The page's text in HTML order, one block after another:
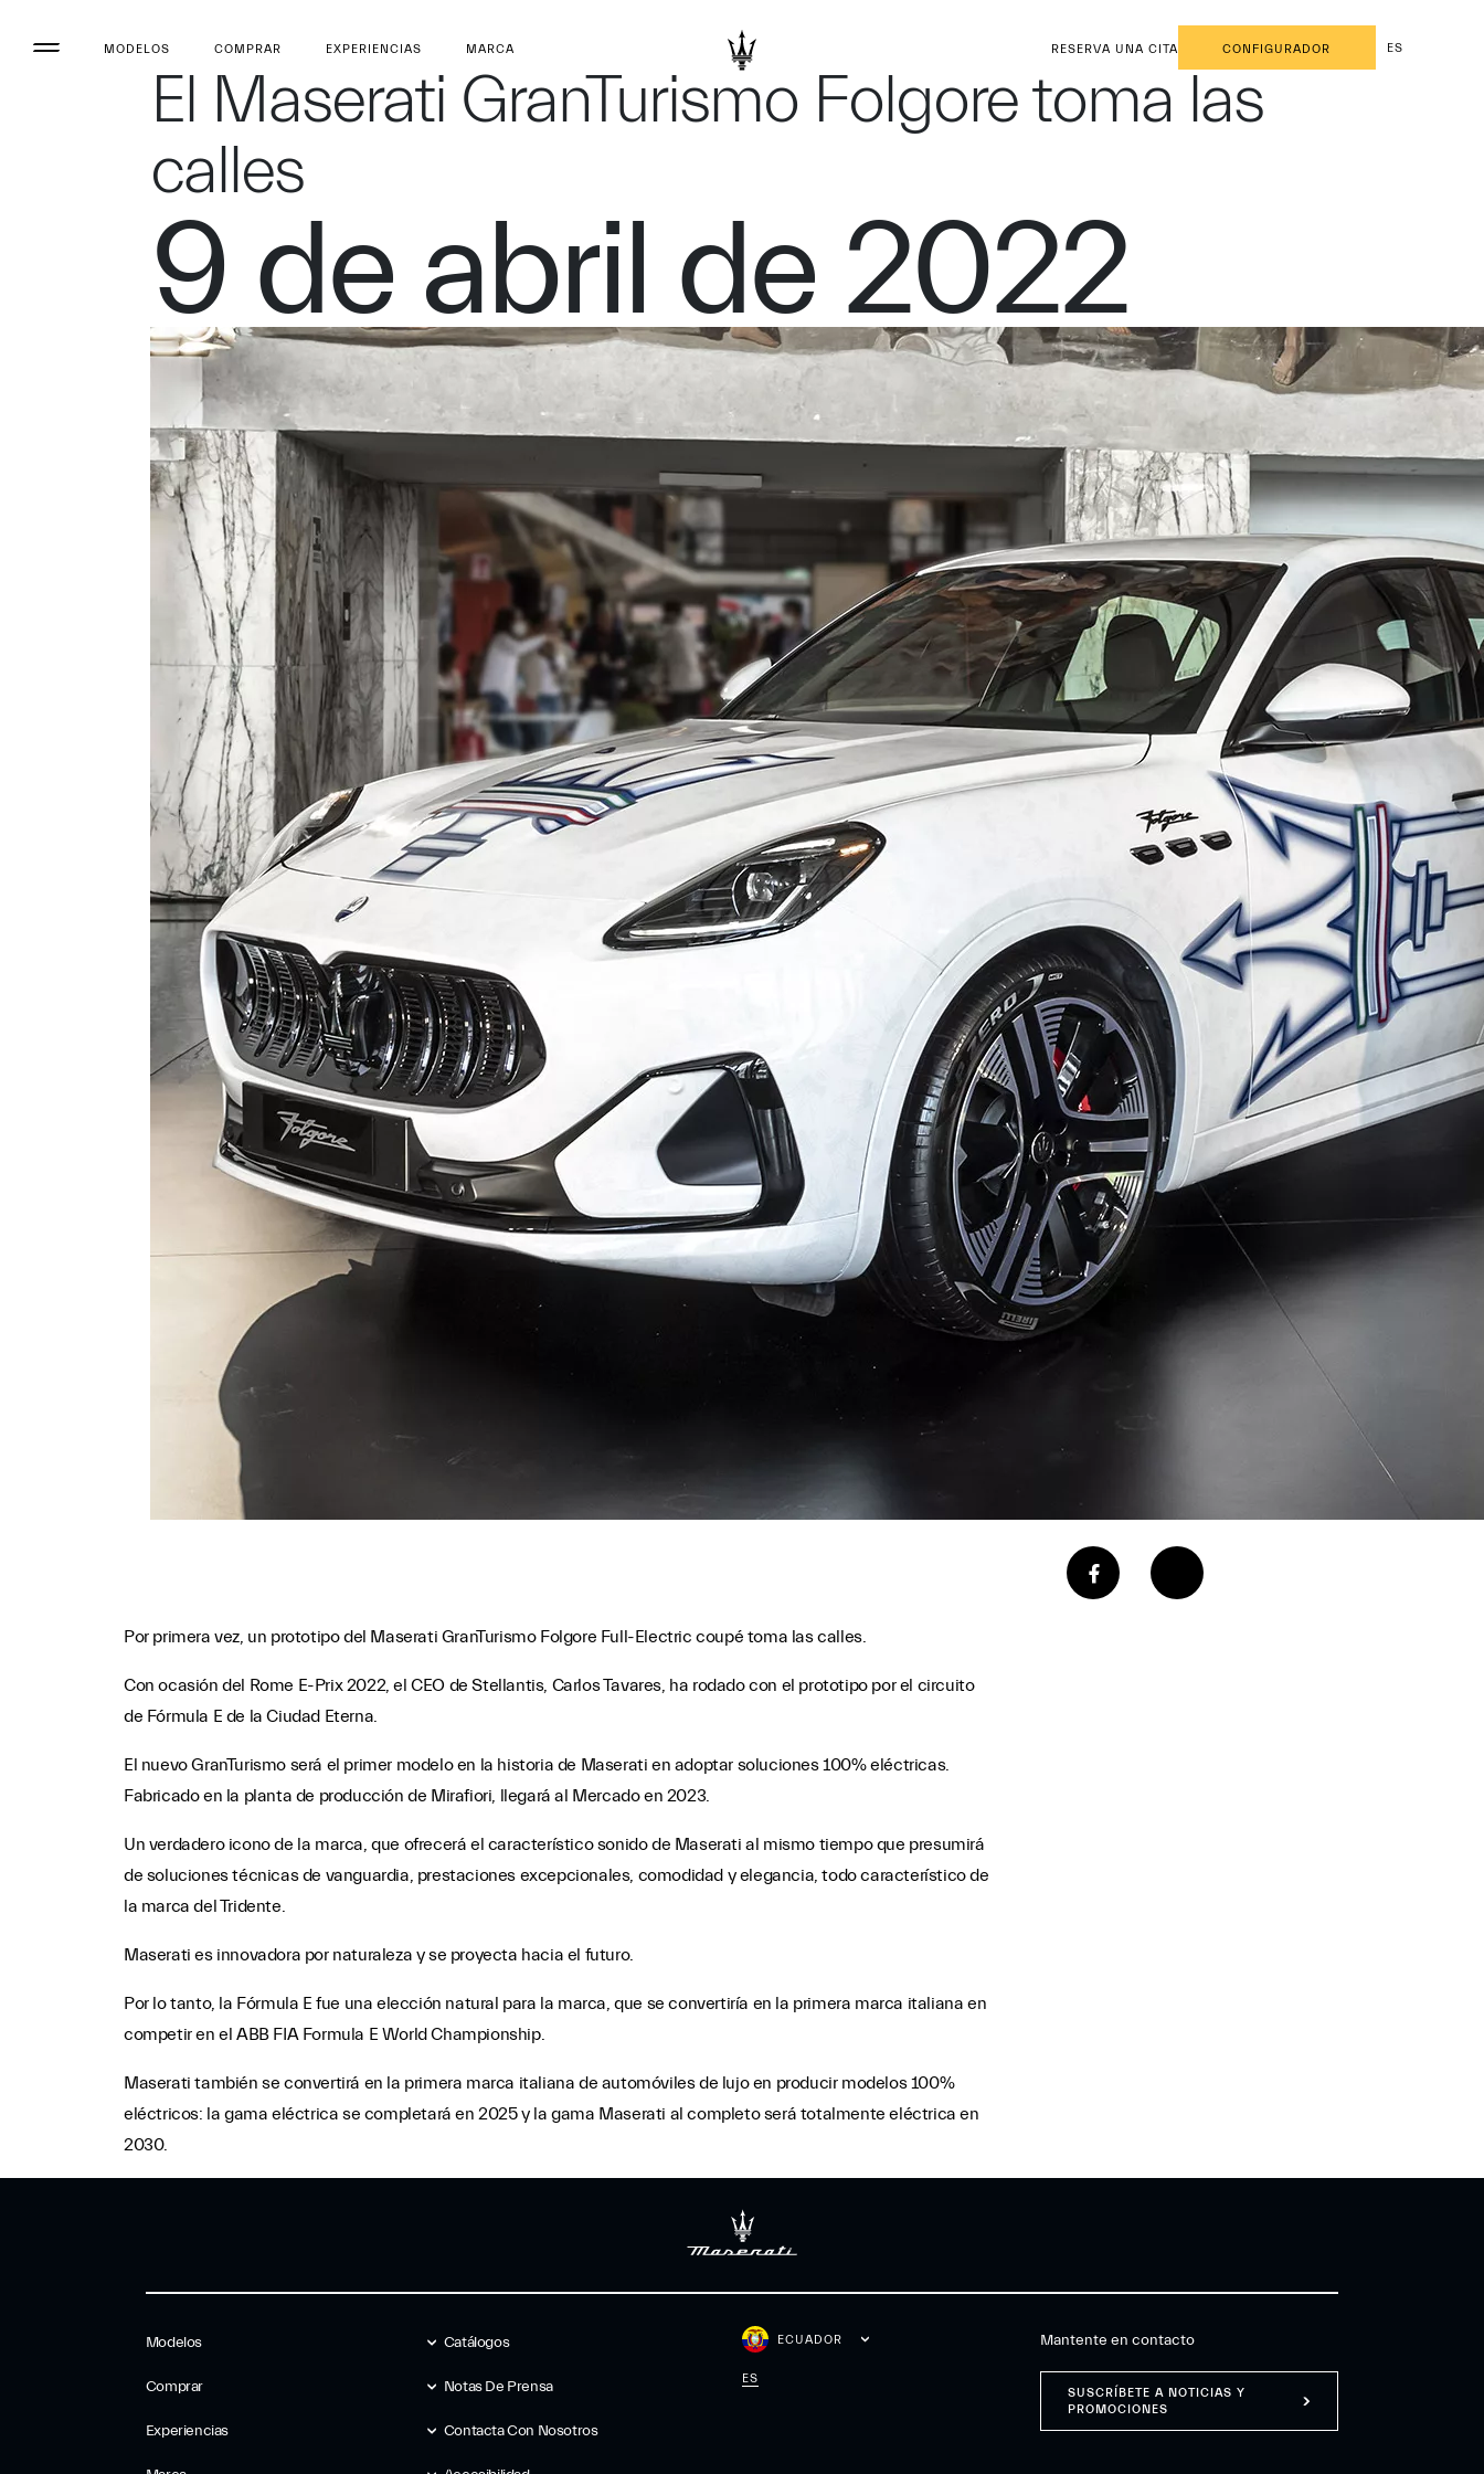
MODELOS COMPRAR EXPERIENCIAS MARCA RESERVA UNA CITA CONFIGURADOR ES
El Maserati GranTurismo Folgore toma las
calles
9 de abril de 2022
Por primera vez, un prototipo del Maserati GranTurismo Folgore Full-Electric coupé toma las calles.
Con ocasión del Rome E-Prix 2022, el CEO de Stellantis, Carlos Tavares, ha rodado con el prototipo por el circuito
de Fórmula E de la Ciudad Eterna.
El nuevo GranTurismo será el primer modelo en la historia de Maserati en adoptar soluciones 100% eléctricas.
Fabricado en la planta de producción de Mirafiori, llegará al Mercado en 2023.
Un verdadero icono de la marca, que ofrecerá el característico sonido de Maserati al mismo tiempo que presumirá
de soluciones técnicas de vanguardia, prestaciones excepcionales, comodidad y elegancia, todo característico de
la marca del Tridente.
Maserati es innovadora por naturaleza y se proyecta hacia el futuro.
Por lo tanto, la Fórmula E fue una elección natural para la marca, que se convertiría en la primera marca italiana en
competir en el ABB FIA Formula E World Championship.
Maserati también se convertirá en la primera marca italiana de automóviles de lujo en producir modelos 100%
eléctricos: la gama eléctrica se completará en 2025 y la gama Maserati al completo será totalmente eléctrica en
2030.
Modelos
Comprar
Experiencias
Catálogos
Notas De Prensa
Contacta Con Nosotros
ECUADOR
ES
Mantente en contacto
SUSCRÍBETE A NOTICIAS Y
PROMOCIONES